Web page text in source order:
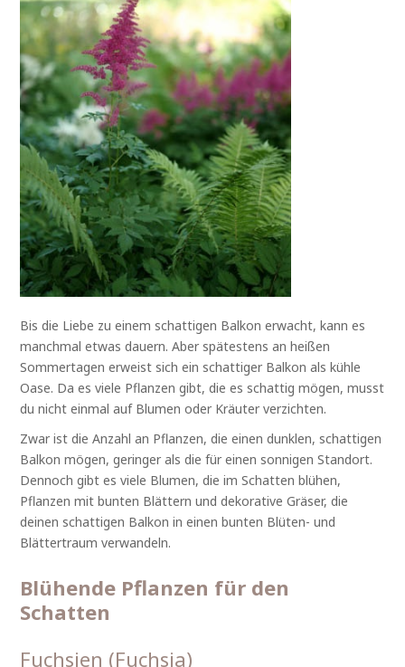
Bis die Liebe zu einem schattigen Balkon erwacht, kann es
manchmal etwas dauern. Aber spätestens an heißen
Sommertagen erweist sich ein schattiger Balkon als kühle
Oase. Da es viele Pflanzen gibt, die es schattig mögen, musst
du nicht einmal auf Blumen oder Kräuter verzichten.
Zwar ist die Anzahl an Pflanzen, die einen dunklen, schattigen
Balkon mögen, geringer als die für einen sonnigen Standort.
Dennoch gibt es viele Blumen, die im Schatten blühen,
Pflanzen mit bunten Blättern und dekorative Gräser, die
deinen schattigen Balkon in einen bunten Blüten- und
Blättertraum verwandeln.
Blühende Pflanzen für den
Schatten
Fuchsien (Fuchsia)